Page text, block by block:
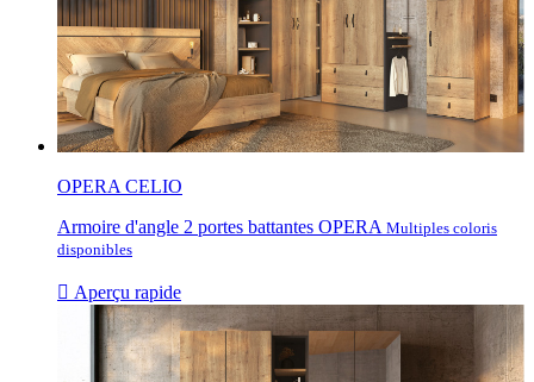
OPERA CELIO
Armoire d'angle 2 portes battantes OPERA Multiples coloris
disponibles
 Aperçu rapide